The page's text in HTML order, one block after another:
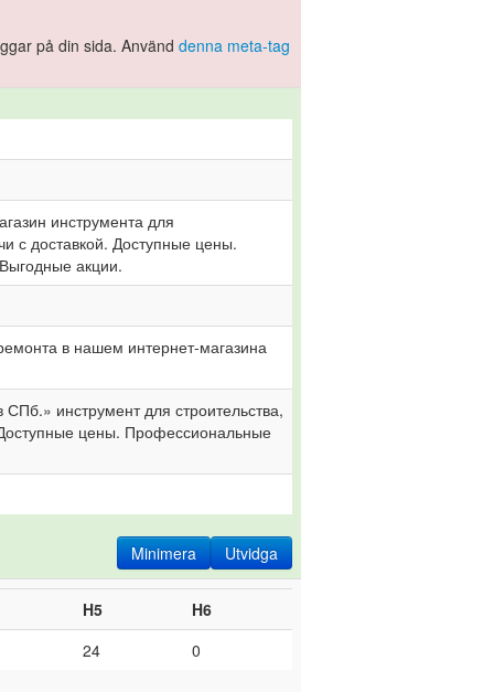
på din sida. Använd denna meta-tag
инструмента для
с доставкой. Доступные цены.
акции.
в нашем интернет-магазина
инструмент для строительства,
цены. Профессиональные
Utvidga
Minimera
H5
H6
24 0